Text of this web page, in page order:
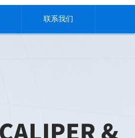
联系我们